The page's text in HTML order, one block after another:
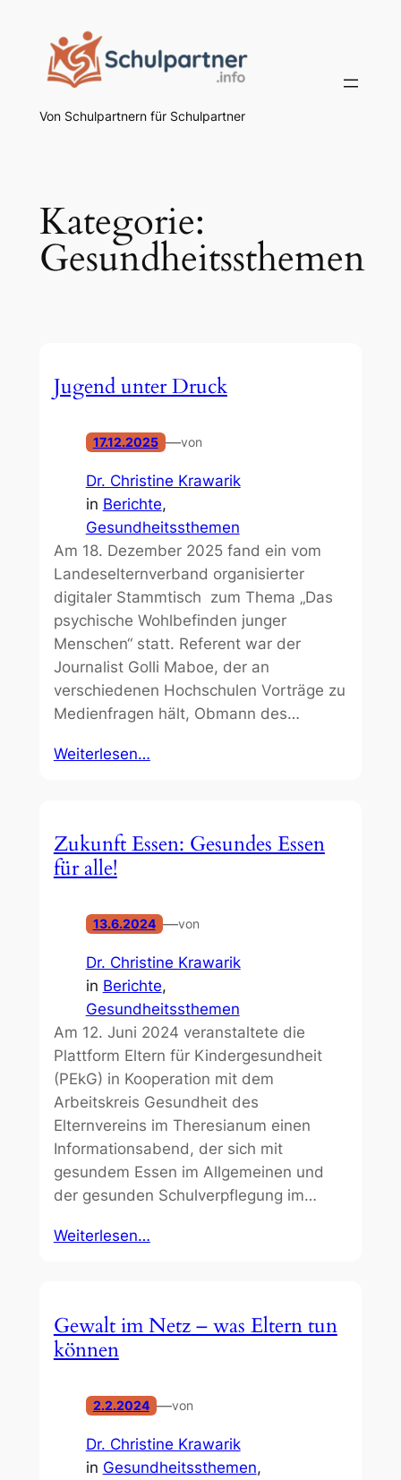
springen
Von Schulpartnern für Schulpartner
Kategorie:
Gesundheitssthemen
Jugend unter Druck
17.12.2025 —von
Dr. Christine Krawarik
in Berichte
Gesundheitssthemen
Am 18. Dezember 2025 fand ein vom
Landeselternverband organisierter
digitaler Stammtisch zum Thema „Das
psychische Wohlbefinden junger
Menschen“ statt. Referent war der
Journalist Golli Maboe, der an
verschiedenen Hochschulen Vorträge zu
Medienfragen hält, Obmann des…
Weiterlesen…
Zukunft Essen: Gesundes Essen
für alle!
13.6.2024 —von
Dr. Christine Krawarik
in Berichte
Gesundheitssthemen
Am 12. Juni 2024 veranstaltete die
Plattform Eltern für Kindergesundheit
(PEkG) in Kooperation mit dem
Arbeitskreis Gesundheit des
Elternvereins im Theresianum einen
Informationsabend, der sich mit
gesundem Essen im Allgemeinen und
der gesunden Schulverpflegung im…
Weiterlesen…
Gewalt im Netz – was Eltern tun
können
2.2.2024 —von
Dr. Christine Krawarik
in Gesundheitssthemen